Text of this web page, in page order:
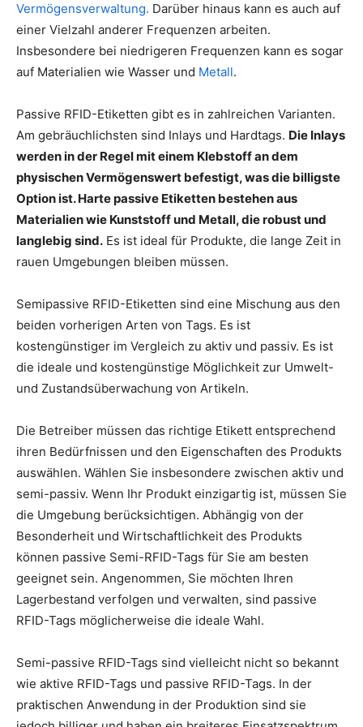
Vermögensverwaltung. Darüber hinaus kann es auch auf
einer Vielzahl anderer Frequenzen arbeiten.
Insbesondere bei niedrigeren Frequenzen kann es sogar
auf Materialien wie Wasser und Metall.
Passive RFID-Etiketten gibt es in zahlreichen Varianten.
Am gebräuchlichsten sind Inlays und Hardtags. Die Inlays
werden in der Regel mit einem Klebstoff an dem
physischen Vermögenswert befestigt, was die billigste
Option ist. Harte passive Etiketten bestehen aus
Materialien wie Kunststoff und Metall, die robust und
langlebig sind. Es ist ideal für Produkte, die lange Zeit in
rauen Umgebungen bleiben müssen.
Semipassive RFID-Etiketten sind eine Mischung aus den
beiden vorherigen Arten von Tags. Es ist
kostengünstiger im Vergleich zu aktiv und passiv. Es ist
die ideale und kostengünstige Möglichkeit zur Umwelt-
und Zustandsüberwachung von Artikeln.
Die Betreiber müssen das richtige Etikett entsprechend
ihren Bedürfnissen und den Eigenschaften des Produkts
auswählen. Wählen Sie insbesondere zwischen aktiv und
semi-passiv. Wenn Ihr Produkt einzigartig ist, müssen Sie
die Umgebung berücksichtigen. Abhängig von der
Besonderheit und Wirtschaftlichkeit des Produkts
können passive Semi-RFID-Tags für Sie am besten
geeignet sein. Angenommen, Sie möchten Ihren
Lagerbestand verfolgen und verwalten, sind passive
RFID-Tags möglicherweise die ideale Wahl.
Semi-passive RFID-Tags sind vielleicht nicht so bekannt
wie aktive RFID-Tags und passive RFID-Tags. In der
praktischen Anwendung in der Produktion sind sie